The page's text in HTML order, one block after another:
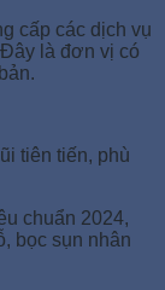
cấp các dịch vụ
là đơn vị có
tiên tiến, phù
chuẩn 2024,
bọc sụn nhân